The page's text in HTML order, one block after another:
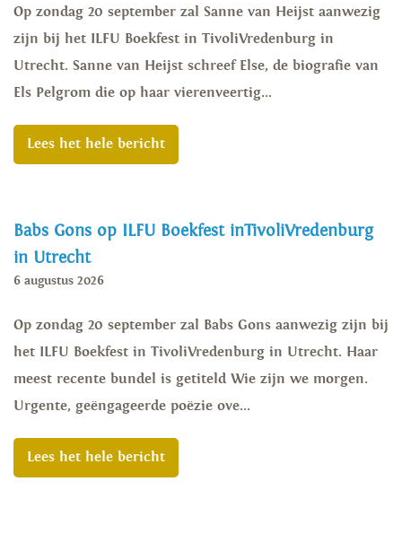
Op zondag 20 september zal Sanne van Heijst aanwezig
zijn bij het ILFU Boekfest in TivoliVredenburg in
Utrecht. Sanne van Heijst schreef Else, de biografie van
Els Pelgrom die op haar vierenveertig...
Lees het hele bericht
Babs Gons op ILFU Boekfest inTivoliVredenburg
in Utrecht
6 augustus 2026
Op zondag 20 september zal Babs Gons aanwezig zijn bij
het ILFU Boekfest in TivoliVredenburg in Utrecht. Haar
meest recente bundel is getiteld Wie zijn we morgen.
Urgente, geëngageerde poëzie ove...
Lees het hele bericht